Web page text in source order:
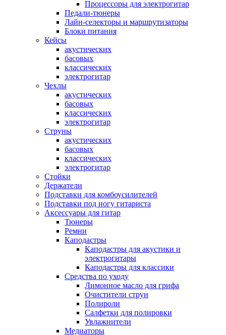
Процессоры для электрогитар
Педали-тюнеры
Лайн-селекторы и маршрутизаторы
Блоки питания
Кейсы
акустических
басовых
классических
электрогитар
Чехлы
акустических
басовых
классических
электрогитар
Струны
акустических
басовых
классических
электрогитар
Стойки
Держатели
Подставки для комбоусилителей
Подставки под ногу гитариста
Аксессуары для гитар
Тюнеры
Ремни
Каподастры
Каподастры для акустики и
электрогитары
Каподастры для классики
Средства по уходу
Лимонное масло для грифа
Очистители струн
Полироли
Салфетки для полировки
Увлажнители
Медиаторы